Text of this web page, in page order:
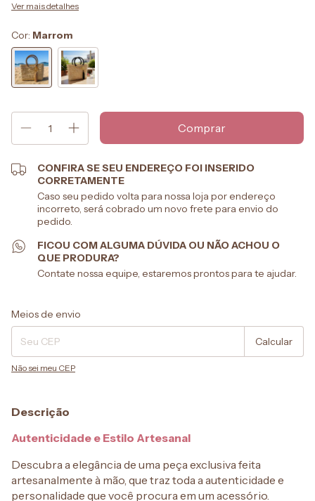
Ver mais detalhes
Cor: Marrom
CONFIRA SE SEU ENDEREÇO FOI INSERIDO
CORRETAMENTE
Caso seu pedido volta para nossa loja por endereço
incorreto, será cobrado um novo frete para envio do
pedido.
FICOU COM ALGUMA DÚVIDA OU NÃO ACHOU O
QUE PRODURA?
Contate nossa equipe, estaremos prontos para te ajudar.
Entregas para o CEP:
Meios de envio
Calcular
Não sei meu CEP
Descrição
Autenticidade e Estilo Artesanal
Descubra a elegância de uma peça exclusiva feita
artesanalmente à mão, que traz toda a autenticidade e
personalidade que você procura em um acessório.